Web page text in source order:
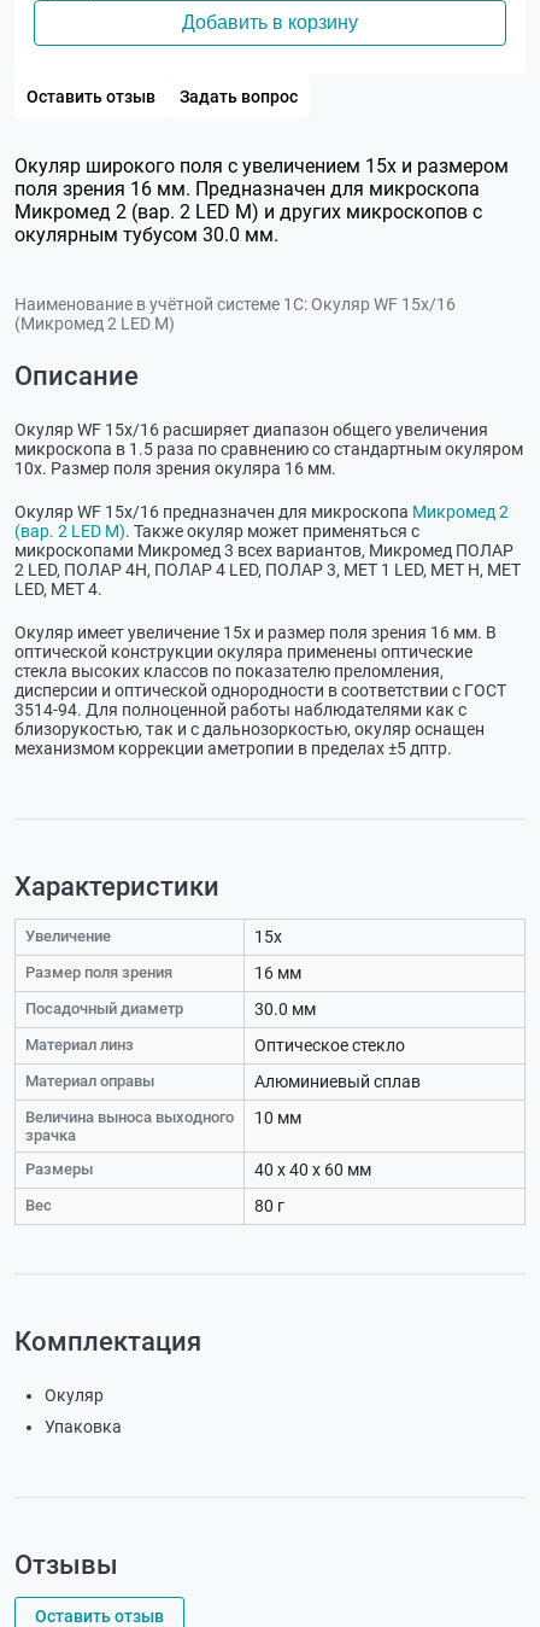
Добавить в корзину
Оставить отзыв Задать вопрос
Окуляр широкого поля с увеличением 15х и размером
поля зрения 16 мм. Предназначен для микроскопа
Микромед 2 (вар. 2 LED М) и других микроскопов с
окулярным тубусом 30.0 мм.
Наименование в учётной системе 1С:Окуляр WF 15x/16
(Микромед 2 LED M)
Описание
Окуляр WF 15x/16 расширяет диапазон общего увеличения
микроскопа в 1.5 раза по сравнению со стандартным окуляром
10х. Размер поля зрения окуляра 16 мм.
Окуляр WF 15x/16 предназначен для микроскопа Микромед 2
(вар. 2 LED М). Также окуляр может применяться с
микроскопами Микромед 3 всех вариантов, Микромед ПОЛАР
2 LED, ПОЛАР 4H, ПОЛАР 4 LED, ПОЛАР 3, МЕТ 1 LED, МЕТ Н, МЕТ
LED, МЕТ 4.
Окуляр имеет увеличение 15х и размер поля зрения 16 мм. В
оптической конструкции окуляра применены оптические
стекла высоких классов по показателю преломления,
дисперсии и оптической однородности в соответствии с ГОСТ
3514-94. Для полноценной работы наблюдателями как с
близорукостью, так и с дальнозоркостью, окуляр оснащен
механизмом коррекции аметропии в пределах ±5 дптр.
Характеристики
Увеличение 15х
Размер поля зрения 16 мм
Посадочный диаметр 30.0 мм
Материал линз Оптическое стекло
Материал оправы Алюминиевый сплав
Величина выноса выходного
зрачка
10 мм
Размеры 40 х 40 х 60 мм
Вес 80 г
Комплектация
Окуляр
Упаковка
Отзывы
Оставить отзыв